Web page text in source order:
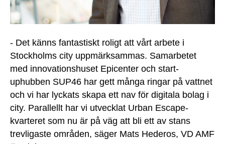
- Det känns fantastiskt roligt att vårt arbete i
Stockholms city uppmärksammas. Samarbetet
med innovationshuset Epicenter och start-
uphubben SUP46 har gett många ringar på vattnet
och vi har lyckats skapa ett nav för digitala bolag i
city. Parallellt har vi utvecklat Urban Escape-
kvarteret som nu är på väg att bli ett av stans
trevligaste områden, säger Mats Hederos, VD AMF